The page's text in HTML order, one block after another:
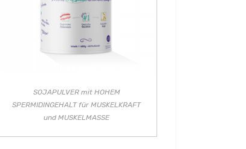
SOJAPULVER mit HOHEM
SPERMIDINGEHALT für MUSKELKRAFT
und MUSKELMASSE